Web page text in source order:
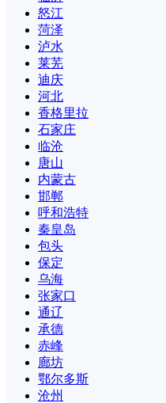
怒江
菏泽
泸水
莱芜
迪庆
河北
香格里拉
石家庄
临沧
唐山
内蒙古
邯郸
呼和浩特
秦皇岛
包头
保定
乌海
张家口
通辽
承德
赤峰
廊坊
鄂尔多斯
沧州